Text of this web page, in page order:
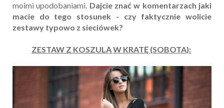
moimi upodobaniami. Dajcie znać w komentarzach jaki
macie do tego stosunek - czy faktycznie wolicie
zestawy typowo z sieciówek?
ZESTAW Z KOSZULĄ W KRATĘ (SOBOTA):